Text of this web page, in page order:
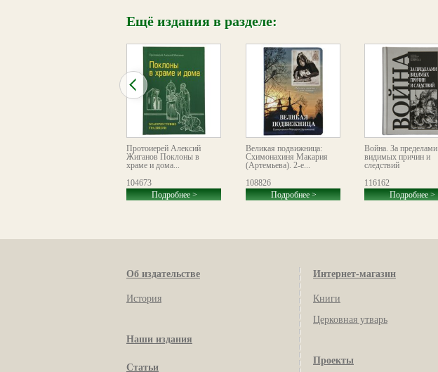
Ещё издания в разделе:
Протоиерей Алексий
Жиганов Поклоны в
храме и дома...
104673
Подробнее >
Великая подвижница:
Схимонахиня Макария
(Артемьева). 2-е...
108826
Подробнее >
Война. За пределами
видимых причин и
следствий
116162
Подробнее >
Об издательстве
История
Наши издания
Статьи
Интернет-магазин
Книги
Церковная утварь
Проекты